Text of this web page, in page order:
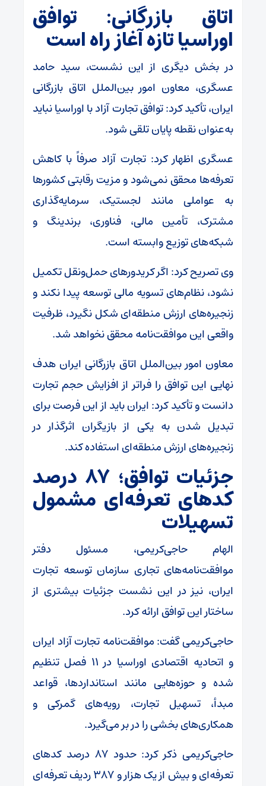
اتاق بازرگانی: توافق
اوراسیا تازه آغاز راه است
در بخش دیگری از این نشست، سید حامد
عسگری، معاون امور بین‌الملل اتاق بازرگانی
ایران، تأکید کرد: توافق تجارت آزاد با اوراسیا نباید
به‌عنوان نقطه پایان تلقی شود.
عسگری اظهار کرد: تجارت آزاد صرفاً با کاهش
تعرفه‌ها محقق نمی‌شود و مزیت رقابتی کشور‌ها
به عواملی مانند لجستیک، سرمایه‌گذاری
مشترک، تأمین مالی، فناوری، برندینگ و
شبکه‌های توزیع وابسته است.
وی تصریح کرد: اگر کریدور‌های حمل‌ونقل تکمیل
نشود، نظام‌های تسویه مالی توسعه پیدا نکند و
زنجیره‌های ارزش منطقه‌ای شکل نگیرد، ظرفیت
واقعی این موافقت‌نامه محقق نخواهد شد.
معاون امور بین‌الملل اتاق بازرگانی ایران هدف
نهایی این توافق را فراتر از افزایش حجم تجارت
دانست و تأکید کرد: ایران باید از این فرصت برای
تبدیل شدن به یکی از بازیگران اثرگذار در
زنجیره‌های ارزش منطقه‌ای استفاده کند.
جزئیات توافق؛ ۸۷ درصد
کد‌های تعرفه‌ای مشمول
تسهیلات
الهام حاجی‌کریمی، مسئول دفتر
موافقت‌نامه‌های تجاری سازمان توسعه تجارت
ایران، نیز در این نشست جزئیات بیشتری از
ساختار این توافق ارائه کرد.
حاجی‌کریمی گفت: موافقت‌نامه تجارت آزاد ایران
و اتحادیه اقتصادی اوراسیا در ۱۱ فصل تنظیم
شده و حوزه‌هایی مانند استانداردها، قواعد
مبدأ، تسهیل تجارت، رویه‌های گمرکی و
همکاری‌های بخشی را در بر می‌گیرد.
حاجی‌کریمی ذکر کرد: حدود ۸۷ درصد کد‌های
تعرفه‌ای و بیش از یک هزار و ۳۸۷ ردیف تعرفه‌ای